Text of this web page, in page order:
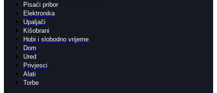
Pisaći pribor
Elektronika
Upaljači
Kišobrani
Hobi i slobodno vrijeme
Dom
Ured
Privjesci
Alati
Torbe